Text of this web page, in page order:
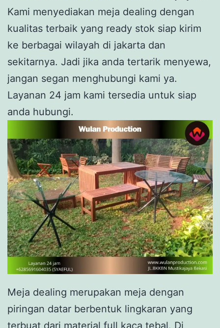
Kami menyediakan meja dealing dengan
kualitas terbaik yang ready stok siap kirim
ke berbagai wilayah di jakarta dan
sekitarnya. Jadi jika anda tertarik menyewa,
jangan segan menghubungi kami ya.
Layanan 24 jam kami tersedia untuk siap
anda hubungi.
Meja dealing merupakan meja dengan
piringan datar berbentuk lingkaran yang
terbuat dari material full kaca tebal. Di